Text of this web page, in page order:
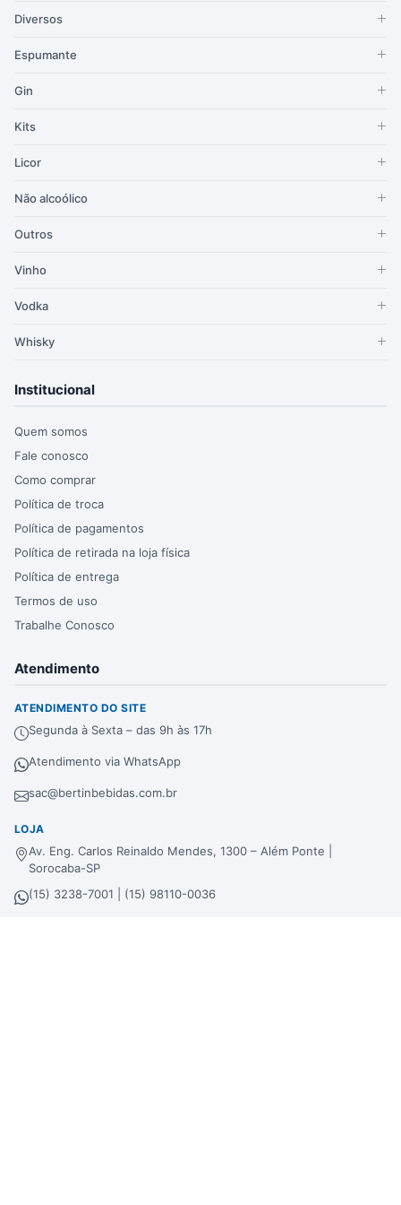
Diversos
Espumante
Gin
Kits
Licor
Não alcoólico
Outros
Vinho
Vodka
Whisky
Institucional
Quem somos
Fale conosco
Como comprar
Política de troca
Política de pagamentos
Política de retirada na loja física
Política de entrega
Termos de uso
Trabalhe Conosco
Atendimento
ATENDIMENTO DO SITE
Segunda à Sexta – das 9h às 17h
Atendimento via WhatsApp
sac@bertinbebidas.com.br
LOJA
Av. Eng. Carlos Reinaldo Mendes, 1300 – Além Ponte |
Sorocaba-SP
(15) 3238-7001 | (15) 98110-0036